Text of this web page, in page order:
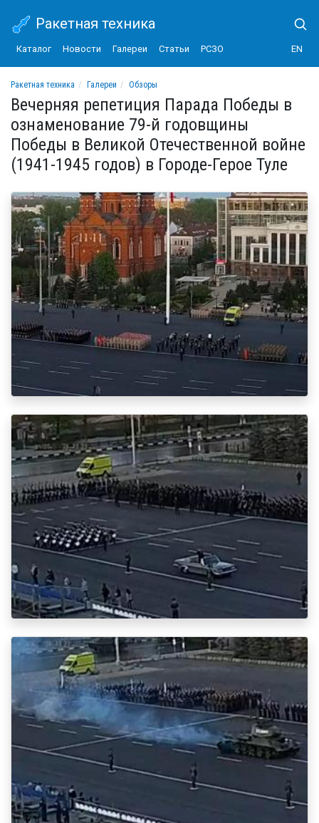
Ракетная техника
Каталог Новости Галереи Статьи РСЗО EN
Ракетная техника Галереи
Обзоры
Вечерняя репетиция Парада Победы в ознаменование 79-й годовщины Победы
Вечерняя репетиция Парада Победы в
ознаменование 79-й годовщины
Победы в Великой Отечественной войне
(1941-1945 годов) в Городе-Герое Туле